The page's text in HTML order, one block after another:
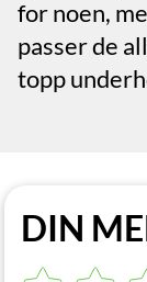
for noen,
passer de
topp
DIN